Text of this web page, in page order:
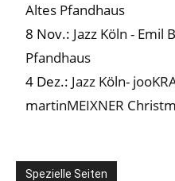
Altes Pfandhaus
8 Nov.: Jazz Köln - Emil
Pfandhaus
4 Dez.: Jazz Köln-
martinMEIXNER
Spezielle Seiten